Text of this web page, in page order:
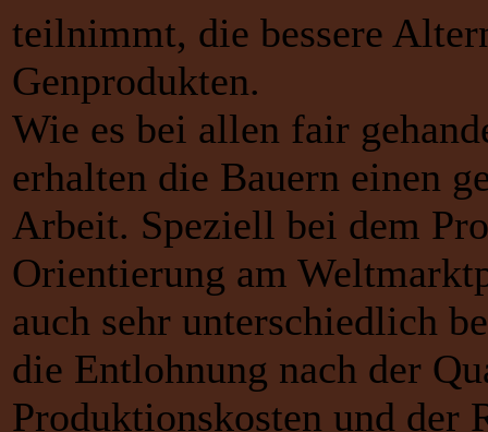
teilnimmt, die bessere
Genprodukten.
Wie es bei allen fair
erhalten die Bauern einen
Arbeit. Speziell bei dem
Orientierung am
auch sehr unterschiedlich
die Entlohnung nach der
Produktionskosten und der